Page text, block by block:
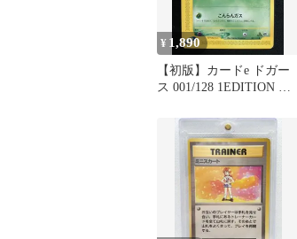
¥ 1,890
【初版】カードe ドガー
ス 001/128 1EDITION コ